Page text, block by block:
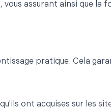
assurant ainsi que la
pratique. Cela
ont acquises sur les